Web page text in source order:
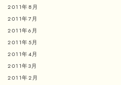
2011年8月
2011年7月
2011年6月
2011年5月
2011年4月
2011年3月
2011年2月